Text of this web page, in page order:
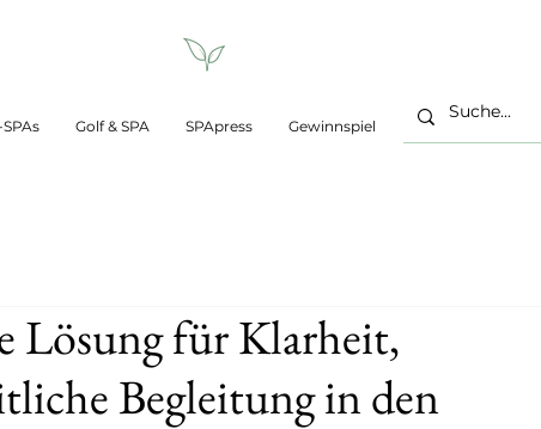
Golf & SPA SPApress Gewinnspiel
Lösung für Klarheit,
Begleitung in den